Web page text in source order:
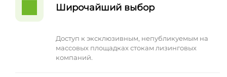
Широчайший выбор
Доступ к эксклюзивным, непубликуемым на
массовых площадках стокам лизинговых
компаний.